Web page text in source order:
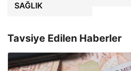
SAĞLIK
Tavsiye Edilen Haberler